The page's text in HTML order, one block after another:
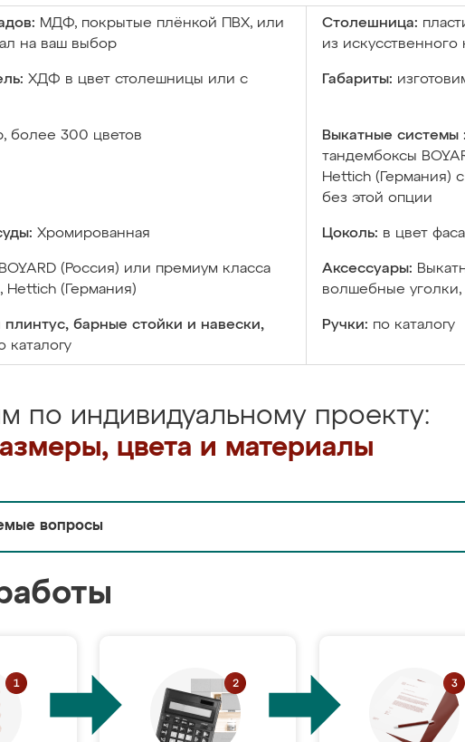
МДФ, покрытые плёнкой ПВХ, или
на ваш выбор
Столешница:
из
ХДФ в цвет столешницы или с
Габариты:
более 300 цветов Выкатные системы :
тандембоксы
Hettich (Германия)
без этой опции
Хромированная Цоколь: в цвет
BOYARD (Россия) или премиум класса
Hettich (Германия)
Аксессуары:
волшебные уголки,
барные стойки и навески,
каталогу
Ручки: по каталогу
по индивидуальному проекту:
цвета и материалы
вопросы